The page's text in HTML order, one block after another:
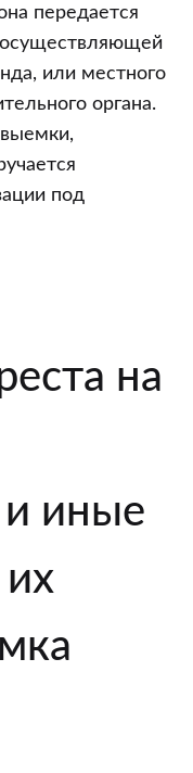
передается
осуществляющей
или местного
органа.
под
на
иные